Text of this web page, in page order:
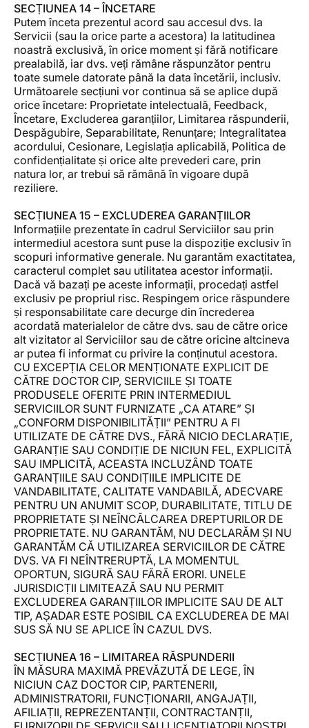
SECȚIUNEA 14 – ÎNCETARE
Putem înceta prezentul acord sau accesul dvs. la
Servicii (sau la orice parte a acestora) la latitudinea
noastră exclusivă, în orice moment și fără notificare
prealabilă, iar dvs. veți rămâne răspunzător pentru
toate sumele datorate până la data încetării, inclusiv.
Următoarele secțiuni vor continua să se aplice după
orice încetare: Proprietate intelectuală, Feedback,
Încetare, Excluderea garanțiilor, Limitarea răspunderii,
Despăgubire, Separabilitate, Renunțare; Integralitatea
acordului, Cesionare, Legislația aplicabilă, Politica de
confidențialitate și orice alte prevederi care, prin
natura lor, ar trebui să rămână în vigoare după
reziliere.
SECȚIUNEA 15 – EXCLUDEREA GARANȚIILOR
Informațiile prezentate în cadrul Serviciilor sau prin
intermediul acestora sunt puse la dispoziție exclusiv în
scopuri informative generale. Nu garantăm exactitatea,
caracterul complet sau utilitatea acestor informații.
Dacă vă bazați pe aceste informații, procedați astfel
exclusiv pe propriul risc. Respingem orice răspundere
și responsabilitate care decurge din încrederea
acordată materialelor de către dvs. sau de către orice
alt vizitator al Serviciilor sau de către oricine altcineva
ar putea fi informat cu privire la conținutul acestora.
CU EXCEPȚIA CELOR MENȚIONATE EXPLICIT DE
CĂTRE DOCTOR CIP, SERVICIILE ȘI TOATE
PRODUSELE OFERITE PRIN INTERMEDIUL
SERVICIILOR SUNT FURNIZATE „CA ATARE” ȘI
„CONFORM DISPONIBILITĂȚII” PENTRU A FI
UTILIZATE DE CĂTRE DVS., FĂRĂ NICIO DECLARAȚIE,
GARANȚIE SAU CONDIȚIE DE NICIUN FEL, EXPLICITĂ
SAU IMPLICITĂ, ACEASTA INCLUZÂND TOATE
GARANȚIILE SAU CONDIȚIILE IMPLICITE DE
VANDABILITATE, CALITATE VANDABILĂ, ADECVARE
PENTRU UN ANUMIT SCOP, DURABILITATE, TITLU DE
PROPRIETATE ȘI NEÎNCĂLCAREA DREPTURILOR DE
PROPRIETATE. NU GARANTĂM, NU DECLARĂM ȘI NU
GARANTĂM CĂ UTILIZAREA SERVICIILOR DE CĂTRE
DVS. VA FI NEÎNTRERUPTĂ, LA MOMENTUL
OPORTUN, SIGURĂ SAU FĂRĂ ERORI. UNELE
JURISDICȚII LIMITEAZĂ SAU NU PERMIT
EXCLUDEREA GARANȚIILOR IMPLICITE SAU DE ALT
TIP, AȘADAR ESTE POSIBIL CA EXCLUDEREA DE MAI
SUS SĂ NU SE APLICE ÎN CAZUL DVS.
SECȚIUNEA 16 – LIMITAREA RĂSPUNDERII
ÎN MĂSURA MAXIMĂ PREVĂZUTĂ DE LEGE, ÎN
NICIUN CAZ DOCTOR CIP, PARTENERII,
ADMINISTRATORII, FUNCȚIONARII, ANGAJAȚII,
AFILIAȚII, REPREZENTANȚII, CONTRACTANȚII,